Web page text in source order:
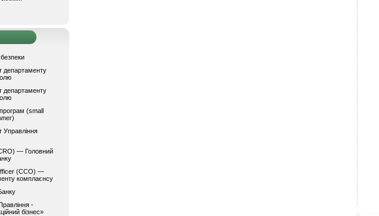
департаменту
департаменту
програм (small
Управління
— Головний
(CCO) —
комплаєнсу
-
бізнес»